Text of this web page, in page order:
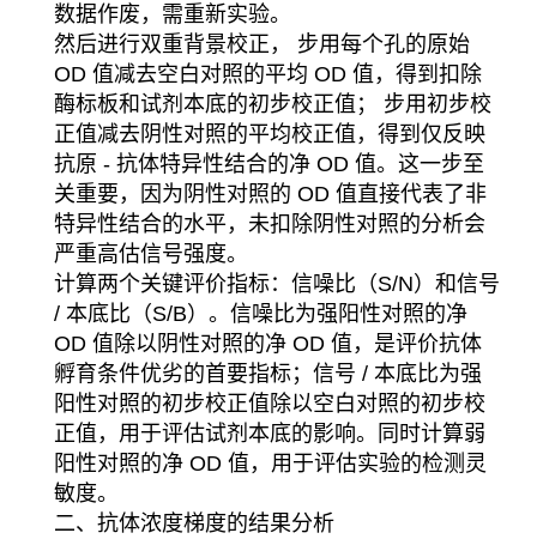
数据作废，需重新实验。
然后进行双重背景校正， 步用每个孔的原始
OD 值减去空白对照的平均 OD 值，得到扣除
酶标板和试剂本底的初步校正值； 步用初步校
正值减去阴性对照的平均校正值，得到仅反映
抗原 - 抗体特异性结合的净 OD 值。这一步至
关重要，因为阴性对照的 OD 值直接代表了非
特异性结合的水平，未扣除阴性对照的分析会
严重高估信号强度。
计算两个关键评价指标：信噪比（S/N）和信号
/ 本底比（S/B）。信噪比为强阳性对照的净
OD 值除以阴性对照的净 OD 值，是评价抗体
孵育条件优劣的首要指标；信号 / 本底比为强
阳性对照的初步校正值除以空白对照的初步校
正值，用于评估试剂本底的影响。同时计算弱
阳性对照的净 OD 值，用于评估实验的检测灵
敏度。
二、抗体浓度梯度的结果分析